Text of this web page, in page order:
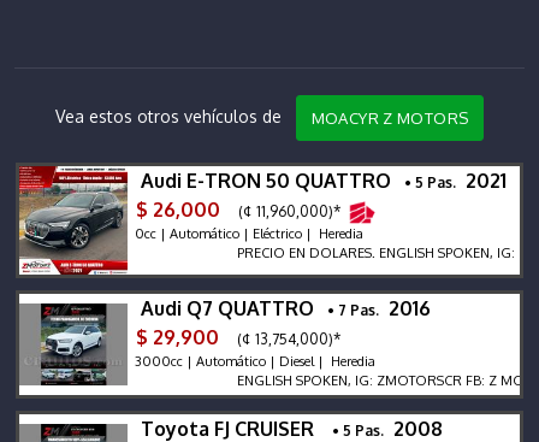
Vea estos otros vehículos de MOACYR Z MOTORS
Audi E-TRON 50 QUATTRO • 5 Pas. 2021
$ 26,000
(¢ 11,960,000)*
0cc | Automático | Eléctrico | Heredia
PRECIO EN DOLARES. ENGLISH SPOKEN, IG:
Audi Q7 QUATTRO • 7 Pas. 2016
$ 29,900
(¢ 13,754,000)*
3000cc | Automático | Diesel | Heredia
ENGLISH SPOKEN, IG: ZMOTORSCR FB: Z
Toyota FJ CRUISER • 5 Pas. 2008